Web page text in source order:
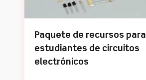
Paquete de recursos para
estudiantes de circuitos
electrónicos